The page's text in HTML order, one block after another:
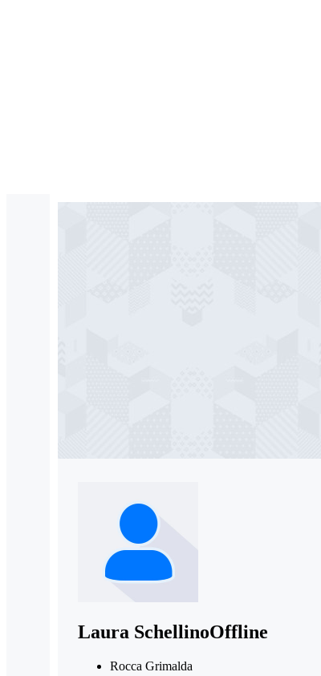
Laura SchellinoOffline
Rocca Grimalda